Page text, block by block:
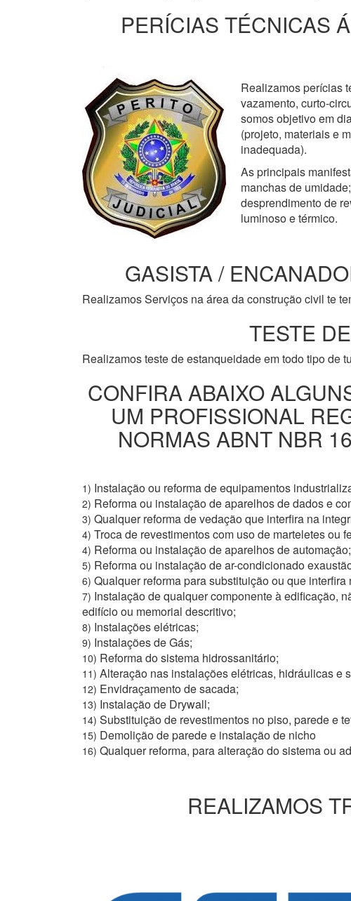
PERÍCIAS TÉCNICAS
Realizamos perícias
vazamento, curto-
somos objetivo em
(projeto, materiais e
inadequada).
As principais
manchas de
desprendimento de
luminoso e térmico.
GASISTA /
Realizamos Serviços na área da construção civil te
TESTE
Realizamos teste de estanqueidade em todo tipo de
CONFIRA ABAIXO
UM PROFISSIONAL
NORMAS ABNT NBR
1) Instalação ou reforma de equipamentos
2) Reforma ou instalação de aparelhos de dados e
3) Qualquer reforma de vedação que interfira na
4) Troca de revestimentos com uso de marteletes ou
4) Reforma ou instalação de aparelhos de automação;
5) Reforma ou instalação de ar-condicionado
6) Qualquer reforma para substituição ou que
7) Instalação de qualquer componente à edificação,
edifício ou memorial descritivo;
8) Instalações elétricas;
9) Instalações de Gás;
10) Reforma do sistema hidrossanitário;
11) Alteração nas instalações elétricas, hidráulicas e
12) Envidraçamento de sacada;
13) Instalação de Drywall;
14) Substituição de revestimentos no piso, parede e
15) Demolição de parede e instalação de nicho
16) Qualquer reforma, para alteração do sistema ou
REALIZAMOS